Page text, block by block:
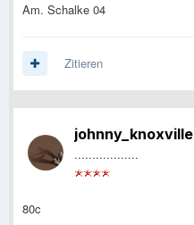
Am. Schalke 04
Zitieren
johnny_knoxville
..................
80c